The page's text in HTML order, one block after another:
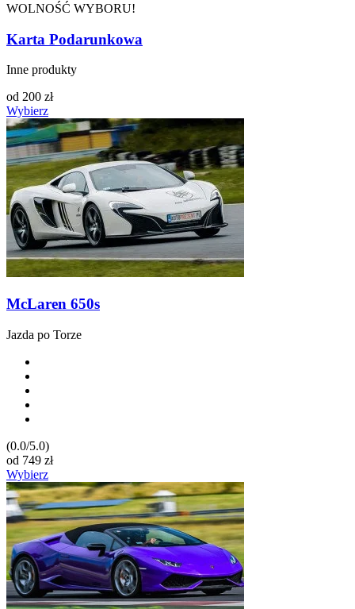
WOLNOŚĆ WYBORU!
Karta Podarunkowa
Inne produkty
od 200 zł
Wybierz
McLaren 650s
Jazda po Torze
(0.0/5.0)
od 749 zł
Wybierz